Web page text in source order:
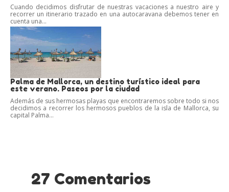
Cuando decidimos disfrutar de nuestras vacaciones a nuestro aire y
recorrer un itinerario trazado en una autocaravana debemos tener en
cuenta una...
Palma de Mallorca, un destino turístico ideal para
este verano. Paseos por la ciudad
Además de sus hermosas playas que encontraremos sobre todo si nos
decidimos a recorrer los hermosos pueblos de la isla de Mallorca, su
capital Palma...
27 Comentarios